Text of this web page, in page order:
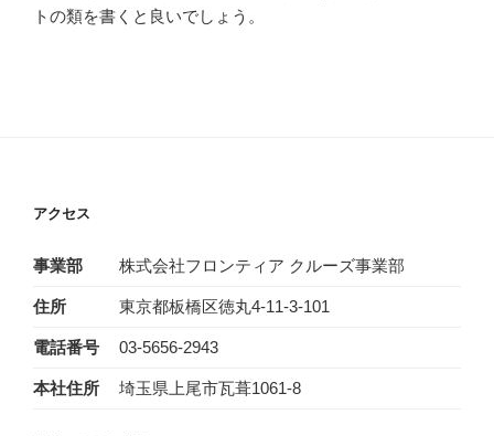
トの類を書くと良いでしょう。
アクセス
事業部 株式会社フロンティア クルーズ事業部
住所 東京都板橋区徳丸4-11-3-101
電話番号 03-5656-2943‬
本社住所 埼玉県上尾市瓦葺1061-8